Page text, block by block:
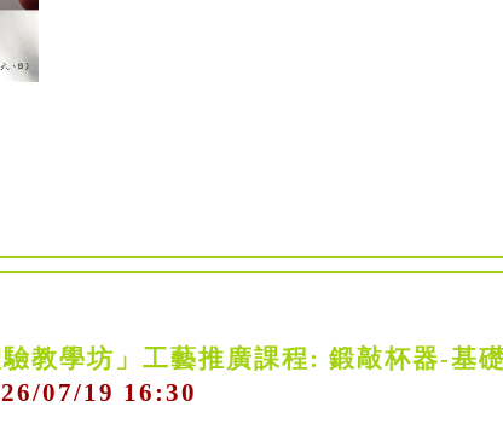
教學坊」工藝推廣課程: 鍛敲杯器-基
07/19 16:30